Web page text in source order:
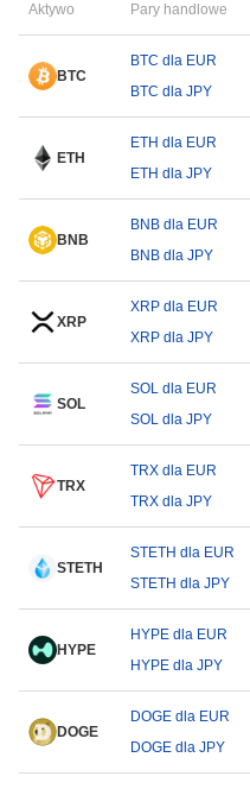
Aktywo Pary handlowe
BTC
BTC dla EUR
BTC dla JPY
ETH
ETH dla EUR
ETH dla JPY
BNB
BNB dla EUR
BNB dla JPY
XRP
XRP dla EUR
XRP dla JPY
SOL
SOL dla EUR
SOL dla JPY
TRX
TRX dla EUR
TRX dla JPY
STETH
STETH dla EUR
STETH dla JPY
HYPE
HYPE dla EUR
HYPE dla JPY
DOGE
DOGE dla EUR
DOGE dla JPY